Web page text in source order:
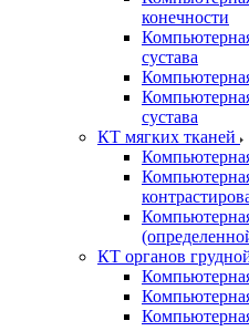
конечности
сустава
сустава
КТ мягких тканей
КТ органов